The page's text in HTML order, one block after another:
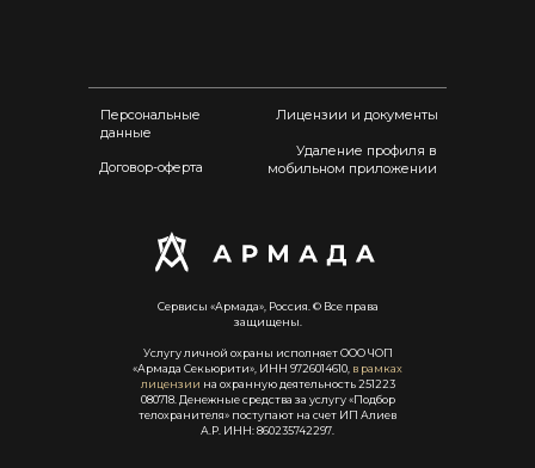
Сервисы «Армада», Россия. © Все права
защищены.
Услугу личной охраны исполняет ООО ЧОП
«Армада Секьюрити», ИНН 9726014610, в рамках
лицензии на охранную деятельность 251223
080718. Денежные средства за услугу «Подбор
телохранителя» поступают на счет ИП Алиев
А.Р. ИНН: 860235742297.
Персональные
данные
Договор-оферта
Лицензии и документы
Удаление профиля в
мобильном приложении